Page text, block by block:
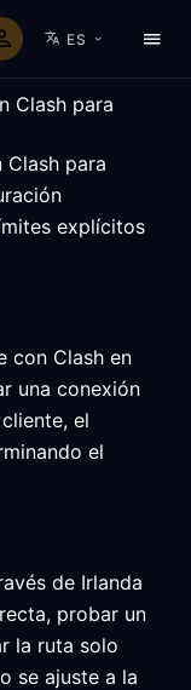
ES
Clash para
para
explícitos
con Clash en
una conexión
el
el
de Irlanda
probar un
la ruta solo
se ajuste a la